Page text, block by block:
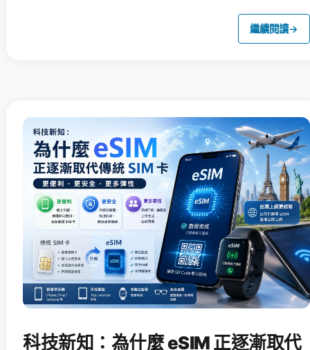
繼續閱讀→
科技新知：為什麼 eSIM 正逐漸取代